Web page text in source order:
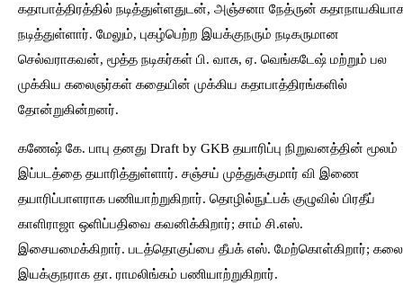
கதாபாத்திரத்தில் நடித்துள்ளதுடன், அஞ்சனா நேத்ருன்
நடித்துள்ளார். மேலும், புகழ்பெற்ற இயக்குநரும் நடிகருமான
செல்வராகவன், மூத்த நடிகர்கள் பி. வாசு, ஏ. வெங்கடேஷ் மற்றும் பல
முக்கிய கலைஞர்கள் கதையின் முக்கிய கதாபாத்திரங்களில்
தோன்றுகின்றனர்.
கணேஷ் கே. பாபு தனது Draft by GKB தயாரிப்பு நிறுவனத்தின் மூலம்
இப்படத்தை தயாரித்துள்ளார். சஞ்சய் முத்துக்குமார் வி இணை
தயாரிப்பாளராக பணியாற்றுகிறார். தொழில்நுட்பக் குழுவில் பிரதீப்
காளிராஜா ஒளிப்பதிவை கவனிக்கிறார்; சாம் சி.எஸ்.
இசையமைக்கிறார். படத்தொகுப்பை தீபக் எஸ். மேற்கொள்கிறார்; கலை
இயக்குநராக தா. ராமலிங்கம் பணியாற்றுகிறார்.